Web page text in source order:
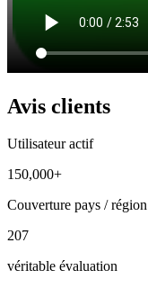
Avis clients
Utilisateur actif
150,000+
Couverture pays / région
207
véritable évaluation